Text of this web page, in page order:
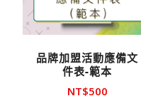
品牌加盟活動應備文
件表-範本
NT$500